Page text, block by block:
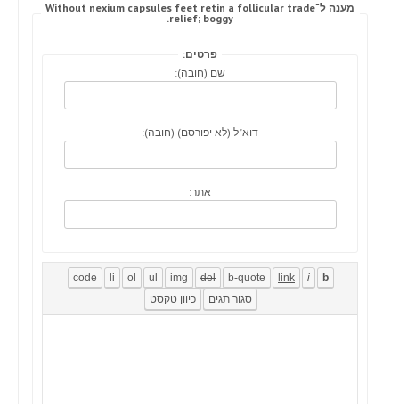
מענה ל־Without nexium capsules feet retin a follicular trade
relief; boggy.
פרטים:
שם (חובה):
דוא"ל (לא יפורסם) (חובה):
אתר: